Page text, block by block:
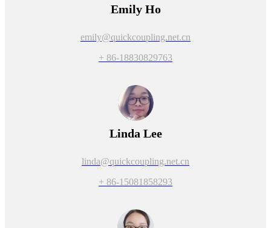
Emily Ho
emily@quickcoupling.net.cn
+ 86-18830829763
Linda Lee
linda@quickcoupling.net.cn
+ 86-15081858293